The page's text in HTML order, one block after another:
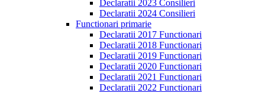
Declaratii 2023 Consilieri
Declaratii 2024 Consilieri
Functionari primarie
Declaratii 2017 Functionari
Declaratii 2018 Functionari
Declaratii 2019 Functionari
Declaratii 2020 Functionari
Declaratii 2021 Functionari
Declaratii 2022 Functionari